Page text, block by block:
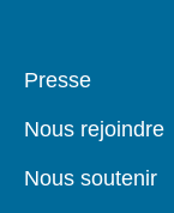
Pied
Presse
Nous rejoindre
Nous soutenir